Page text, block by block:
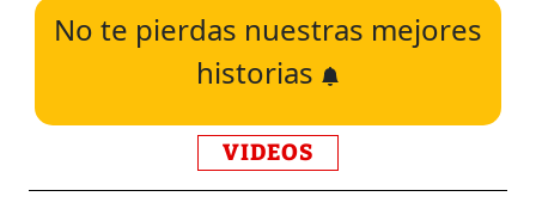
No te pierdas nuestras mejores
historias
VIDEOS